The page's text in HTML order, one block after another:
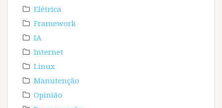
Elétrica
Framework
IA
Internet
Linux
Manutenção
Opinião